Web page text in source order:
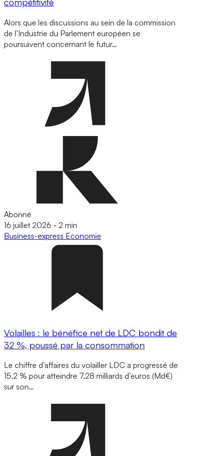
Alors que les discussions au sein de la commission
de l’Industrie du Parlement européen se
poursuivent concernant le futur…
Abonné
16 juillet 2026 - 2 min
Business-express Economie
Volailles : le bénéfice net de LDC bondit de
32 %, poussé par la consommation
Le chiffre d’affaires du volailler LDC a progressé de
15,2 % pour atteindre 7,28 milliards d’euros (Md€)
sur son…